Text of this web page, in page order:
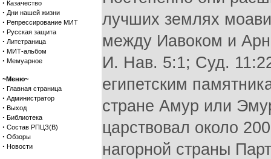
· Казачество
· Дни нашей жизни
· Репрессирование МИТ
· Русская защита
· Литстраница
· МИТ-альбом
· Мемуарное
~Меню~
· Главная страница
· Администратор
· Выход
· Библиотека
· Состав РПЦЗ(В)
· Обзоры
· Новости
лучших землях
между Иавоком и
И. Нав. 5:1; Суд.
египетским
стране Амур или
царствовал около
нагорной страны